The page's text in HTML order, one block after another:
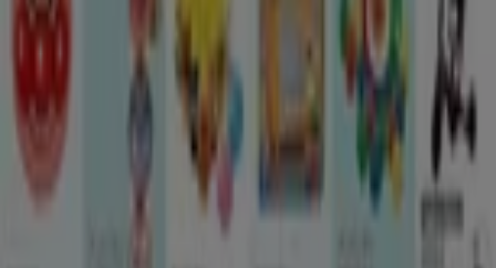
もっと見る